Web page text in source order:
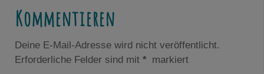
Kommentieren
Deine E-Mail-Adresse wird nicht veröffentlicht.
Erforderliche Felder sind mit * markiert